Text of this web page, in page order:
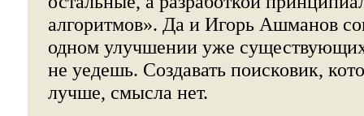
алгоритмов». Да и Игорь Ашманов
одном улучшении уже
не уедешь. Создавать поисковик,
лучше, смысла нет.